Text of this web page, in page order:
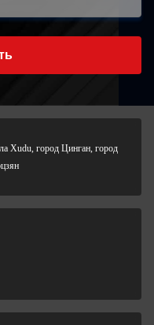
Xudu, город Цинган, город